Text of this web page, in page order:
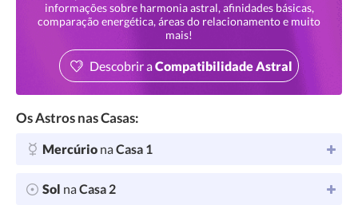
informações sobre harmonia astral, afinidades básicas,
comparação energética, áreas do relacionamento e muito
mais!
Descobrir aCompatibilidade Astral
Os Astros nas Casas:
Mercúrio naCasa 1
Sol naCasa 2